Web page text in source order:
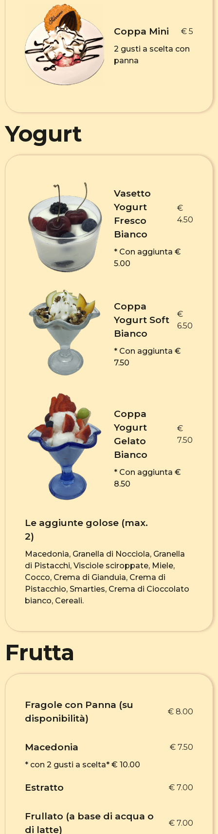
Coppa Mini
€ 5
2 gusti a scelta con
panna
Yogurt
Vasetto
Yogurt
Fresco
Bianco
€
4.50
* Con aggiunta €
5.00
Coppa
Yogurt Soft
Bianco
€
6.50
* Con aggiunta €
7.50
Coppa
Yogurt
Gelato
Bianco
€
7.50
* Con aggiunta €
8.50
Le aggiunte golose (max.
2)
Macedonia, Granella di Nocciola, Granella
di Pistacchi, Visciole sciroppate, Miele,
Cocco, Crema di Gianduia, Crema di
Pistacchio, Smarties, Crema di Cioccolato
bianco, Cereali.
Frutta
Fragole con Panna (su
disponibilità)
€ 8.00
Macedonia
€ 7.50
* con 2 gusti a scelta* € 10.00
Estratto € 7.00
Frullato (a base di acqua o
di latte)
€ 7.00